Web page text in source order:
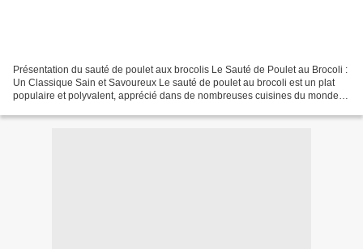
Présentation du sauté de poulet aux brocolis Le Sauté de Poulet au Brocoli :
Un Classique Sain et Savoureux Le sauté de poulet au brocoli est un plat
populaire et polyvalent, apprécié dans de nombreuses cuisines du monde,